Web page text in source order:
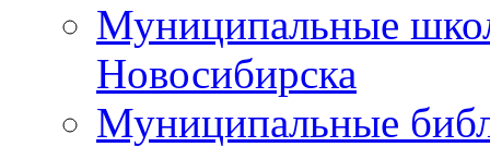
Муниципальные
Новосибирска
Муниципальные